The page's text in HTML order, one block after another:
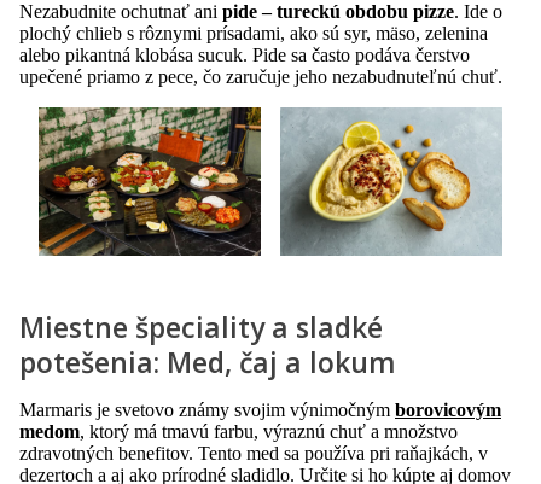
Nezabudnite ochutnať ani pide – tureckú obdobu pizze. Ide o
plochý chlieb s rôznymi prísadami, ako sú syr, mäso, zelenina
alebo pikantná klobása sucuk. Pide sa často podáva čerstvo
upečené priamo z pece, čo zaručuje jeho nezabudnuteľnú chuť.
Miestne špeciality a sladké
potešenia: Med, čaj a lokum
Marmaris je svetovo známy svojim výnimočným borovicovým
medom, ktorý má tmavú farbu, výraznú chuť a množstvo
zdravotných benefitov. Tento med sa používa pri raňajkách, v
dezertoch a aj ako prírodné sladidlo. Určite si ho kúpte aj domov